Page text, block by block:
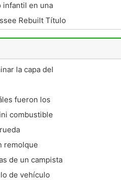
infantil en una
Rebuilt Título
la capa del
la motocicleta
fueron los
Guerra
combustible
remolque
de un campista
de vehículo